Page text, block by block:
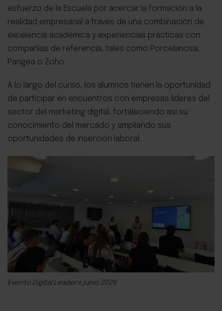
esfuerzo de la Escuela por acercar la formación a la
realidad empresarial a través de una combinación de
excelencia académica y experiencias prácticas con
compañías de referencia, tales como Porcelanosa,
Pangea o Zoho.
A lo largo del curso, los alumnos tienen la oportunidad
de participar en encuentros con empresas líderes del
sector del marketing digital, fortaleciendo así su
conocimiento del mercado y ampliando sus
oportunidades de inserción laboral.
Evento Digital Leaders junio 2026